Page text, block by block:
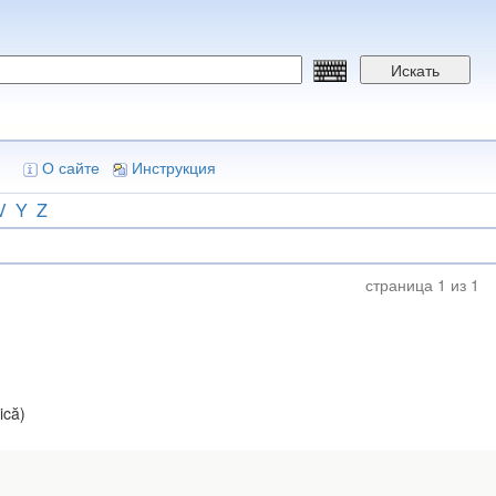
Искать
О сайте Инструкция
Y Z
страница 1 из 1